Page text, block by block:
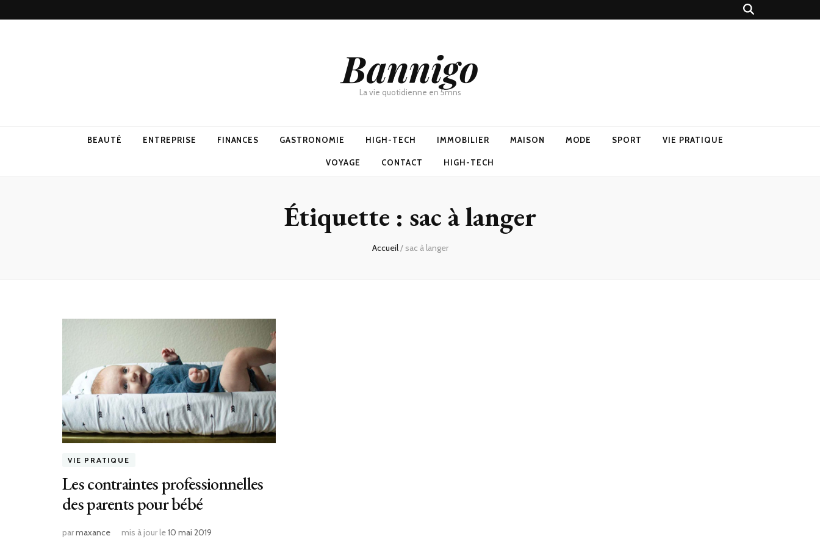
Bannigo
La vie quotidienne en 5mns
BEAUTÉ ENTREPRISE FINANCES GASTRONOMIE HIGH-TECH IMMOBILIER MAISON MODE SPORT VIE PRATIQUE
VOYAGE CONTACT HIGH-TECH
Étiquette : sac à langer
Accueil/ sac à langer
VIE PRATIQUE
Les contraintes professionnelles
des parents pour bébé
parmaxance mis à jour le10 mai 2019